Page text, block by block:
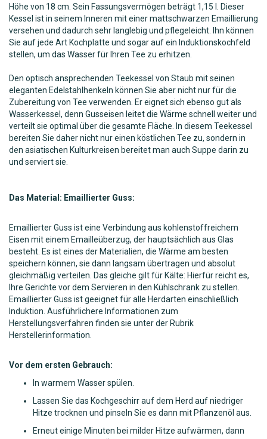
Höhe von 18 cm. Sein Fassungsvermögen beträgt 1,15 l. Dieser
Kessel ist in seinem Inneren mit einer mattschwarzen Emaillierung
versehen und dadurch sehr langlebig und pflegeleicht. Ihn können
Sie auf jede Art Kochplatte und sogar auf ein Induktionskochfeld
stellen, um das Wasser für Ihren Tee zu erhitzen.
Den optisch ansprechenden Teekessel von Staub mit seinen
eleganten Edelstahlhenkeln können Sie aber nicht nur für die
Zubereitung von Tee verwenden. Er eignet sich ebenso gut als
Wasserkessel, denn Gusseisen leitet die Wärme schnell weiter und
verteilt sie optimal über die gesamte Fläche. In diesem Teekessel
bereiten Sie daher nicht nur einen köstlichen Tee zu, sondern in
den asiatischen Kulturkreisen bereitet man auch Suppe darin zu
und serviert sie.
Das Material: Emaillierter Guss:
Emaillierter Guss ist eine Verbindung aus kohlenstoffreichem
Eisen mit einem Emailleüberzug, der hauptsächlich aus Glas
besteht. Es ist eines der Materialien, die Wärme am besten
speichern können, sie dann langsam übertragen und absolut
gleichmäßig verteilen. Das gleiche gilt für Kälte: Hierfür reicht es,
Ihre Gerichte vor dem Servieren in den Kühlschrank zu stellen.
Emaillierter Guss ist geeignet für alle Herdarten einschließlich
Induktion. Ausführlichere Informationen zum
Herstellungsverfahren finden sie unter der Rubrik
Herstellerinformation.
Vor dem ersten Gebrauch:
In warmem Wasser spülen.
Lassen Sie das Kochgeschirr auf dem Herd auf niedriger
Hitze trocknen und pinseln Sie es dann mit Pflanzenöl aus.
Erneut einige Minuten bei milder Hitze aufwärmen, dann